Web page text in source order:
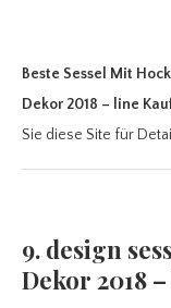
Beste Sessel Mit
Dekor 2018 – line
Sie diese Site für
9. design
Dekor 2018